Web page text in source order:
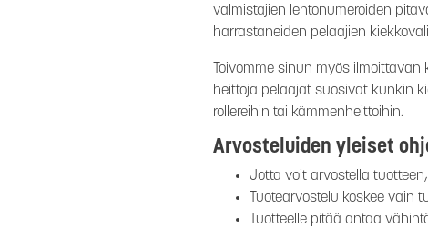
valmistajien lentonumeroiden
harrastaneiden pelaajien
Toivomme sinun myös
heittoja pelaajat suosivat kunkin
rollereihin tai kämmenheittoihin.
Arvosteluiden yleiset
Jotta voit arvostella
Tuotearvostelu koskee vain
Tuotteelle pitää antaa